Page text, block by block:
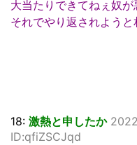
大当たりできてねぇ奴が
それでやり返されよう
18: 激熱と申したか
ID:qfiZSCJqd